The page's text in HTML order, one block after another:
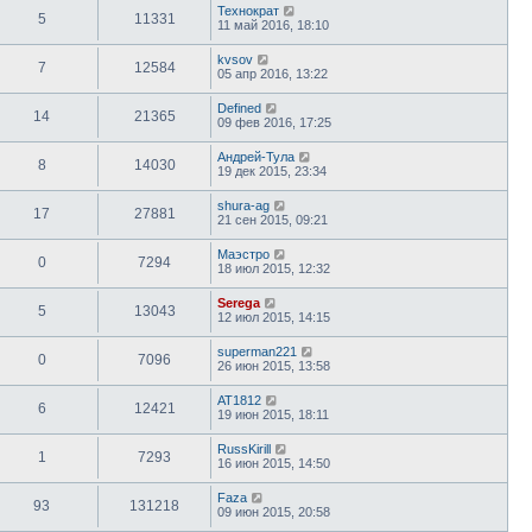
5 11331
Технократ
11 май 2016, 18:10
7 12584
kvsov
05 апр 2016, 13:22
14 21365
Defined
09 фев 2016, 17:25
8 14030
Андрей-Тула
19 дек 2015, 23:34
17 27881
shura-ag
21 сен 2015, 09:21
0 7294
Маэстро
18 июл 2015, 12:32
5 13043
Serega
12 июл 2015, 14:15
0 7096
superman221
26 июн 2015, 13:58
6 12421
AT1812
19 июн 2015, 18:11
1 7293
RussKirill
16 июн 2015, 14:50
93 131218
Faza
09 июн 2015, 20:58